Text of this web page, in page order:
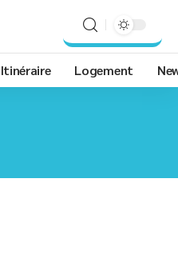
Itinéraire Logement